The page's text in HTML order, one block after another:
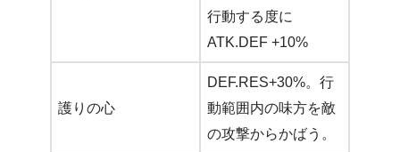
行動する度に
ATK.DEF +10%
護りの心
DEF.RES+30%。行
動範囲内の味方を敵
の攻撃からかばう。